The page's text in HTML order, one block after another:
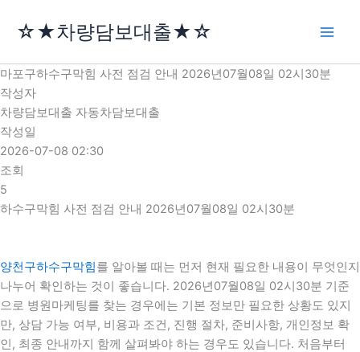
로
건
너
뛰
기
☆★차량담보대출★☆
마포구하수구막힘 사전 점검 안내 2026년07월08일 02시30분
작성자
차량담보대출 자동차담보대출
작성일
2026-07-08 02:30
조회
5
하수구막힘 사전 점검 안내 2026년07월08일 02시30분
양천구하수구막힘를 알아볼 때는 먼저 현재 필요한 내용이 무엇인지
나누어 확인하는 것이 좋습니다. 2026년07월08일 02시30분 기준
으로 병원마케팅를 찾는 경우에는 기본 정보만 필요한 상황도 있지
만, 상담 가능 여부, 비용과 조건, 진행 절차, 준비사항, 개인정보 확
인, 최종 안내까지 함께 살펴봐야 하는 경우도 있습니다. 처음부터